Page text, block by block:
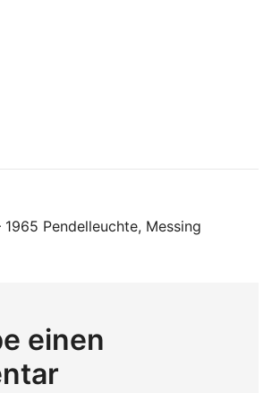
1965 Pendelleuchte, Messing
einen